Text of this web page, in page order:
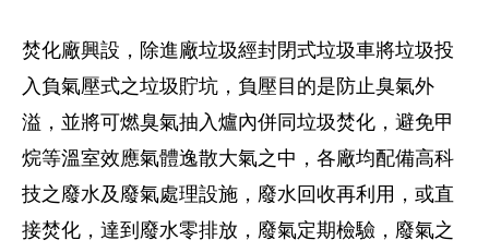
焚化廠興設，除進廠垃圾經封閉式垃圾車將垃圾投
入負氣壓式之垃圾貯坑，負壓目的是防止臭氣外
溢，並將可燃臭氣抽入爐內併同垃圾焚化，避免甲
烷等溫室效應氣體逸散大氣之中，各廠均配備高科
技之廢水及廢氣處理設施，廢水回收再利用，或直
接焚化，達到廢水零排放，廢氣定期檢驗，廢氣之